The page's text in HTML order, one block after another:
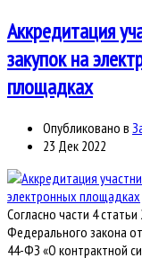
Аккредитация
закупок на
площадках
Опубликовано в
23 Дек 2022
Согласно части 4 статьи
Федерального закона
44-ФЗ «О контрактной